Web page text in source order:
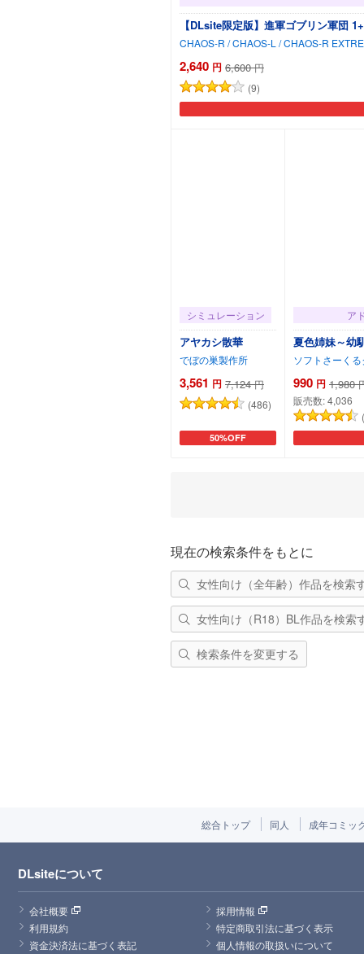
【DLsite限定版】進軍ゴブリン軍団
2,640 円 6,600 円
(9)
シミュレーション
アヤカシ散華
でぼの巣製作所
3,561 円 7,124 円
(486)
50%OFF
カートに追加
ア
夏色姉妹～幼
ソフトさーく
990 円 1,980
販売数:4,036
現在の検索条件をもとに
女性向け（全年齢）作品を検索
女性向け（R18）BL作品を検索
検索条件を変更する
総合トップ 同人 成年コミッ
DLsiteについて
会社概要
採用情報
利用規約
特定商取引法に基づく表示
資金決済法に基づく表記
個人情報の取扱いについて